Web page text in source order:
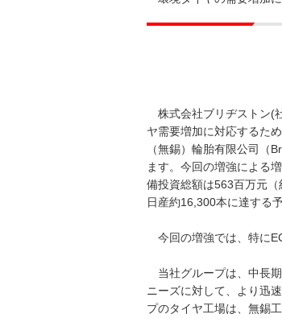
株式会社ブリヂストン(
ヤ需要増加に対応するた
（無錫）輪胎有限公司
ます。今回の増強による
備投資総額は563百万元
日産約16,300本に達する予
今回の増強では、特に
当社グループは、中長
ニーズに対して、より迅
プのタイヤ工場は、無錫